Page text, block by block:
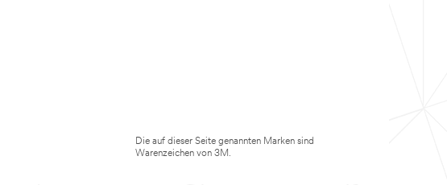
Die auf dieser Seite genannten Marken sind
Warenzeichen von 3M.